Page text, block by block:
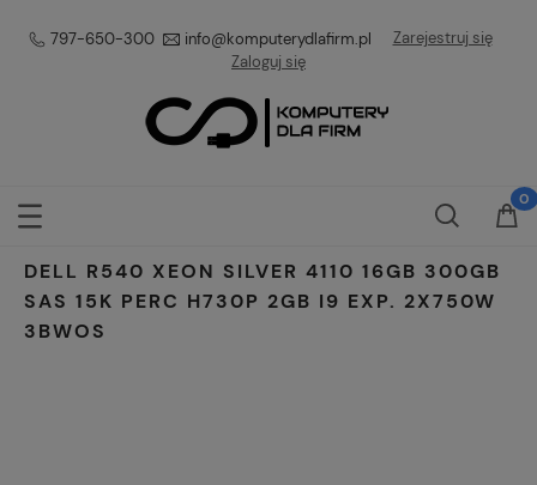
797-650-300 info@komputerydlafirm.pl
Zarejestruj się
Zaloguj się
DELL R540 XEON SILVER 4110 16GB 300GB
SAS 15K PERC H730P 2GB I9 EXP. 2X750W
3BWOS